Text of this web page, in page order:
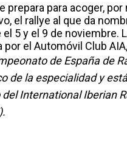
prepara para acoger,
el rallye al que da
5 y el 9 de noviembre.
por el Automóvil Club
de España de
de la especialidad y
International Iberian